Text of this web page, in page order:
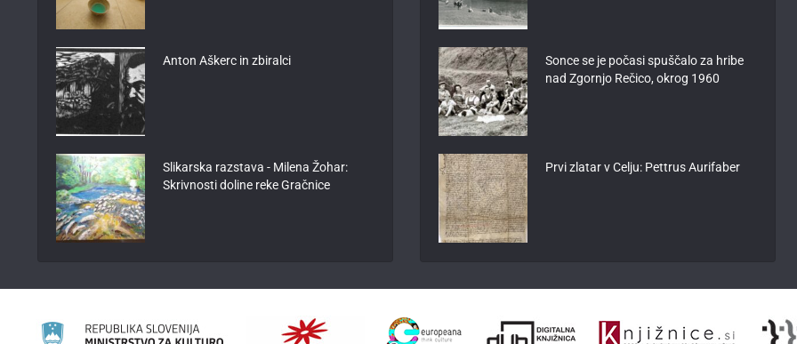
Anton Aškerc in zbiralci
Slikarska razstava - Milena Žohar:
Skrivnosti doline reke Gračnice
Sonce se je počasi spuščalo za hribe
nad Zgornjo Rečico, okrog 1960
Prvi zlatar v Celju: Pettrus Aurifaber